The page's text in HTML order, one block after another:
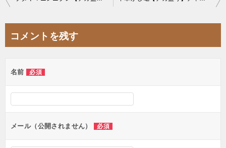
ビ
ー
シ
ン
コメントを残す
名前 必須
メール（公開されません） 必須